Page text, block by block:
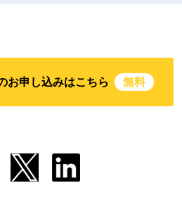
お申し込みはこちら 無料